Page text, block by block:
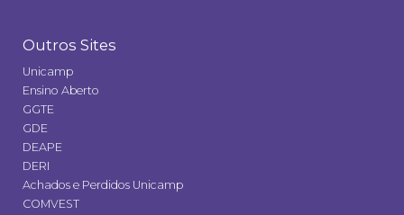
Outros Sites
Unicamp
Ensino Aberto
GGTE
GDE
DEAPE
DERI
Achados e Perdidos Unicamp
COMVEST